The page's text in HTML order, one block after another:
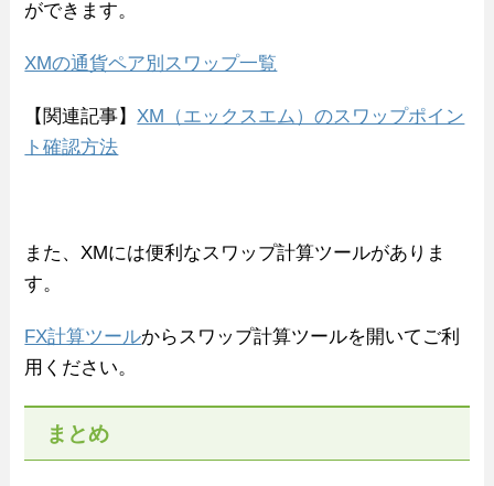
ができます。
XMの通貨ペア別スワップ一覧
【関連記事】XM（エックスエム）のスワップポイン
ト確認方法
また、XMには便利なスワップ計算ツールがありま
す。
FX計算ツールからスワップ計算ツールを開いてご利
用ください。
まとめ